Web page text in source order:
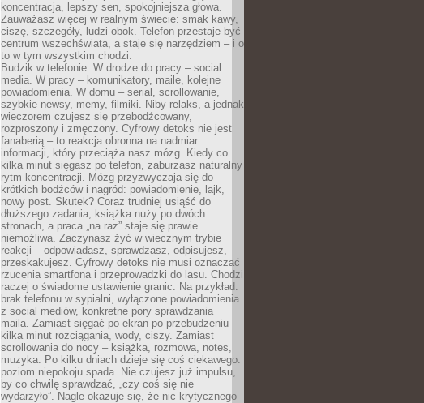
koncentracja, lepszy sen, spokojniejsza głowa.
Zauważasz więcej w realnym świecie: smak kawy,
ciszę, szczegóły, ludzi obok. Telefon przestaje być
centrum wszechświata, a staje się narzędziem – i o
to w tym wszystkim chodzi.
Budzik w telefonie. W drodze do pracy – social
media. W pracy – komunikatory, maile, kolejne
powiadomienia. W domu – serial, scrollowanie,
szybkie newsy, memy, filmiki. Niby relaks, a jednak
wieczorem czujesz się przebodźcowany,
rozproszony i zmęczony. Cyfrowy detoks nie jest
fanaberią – to reakcja obronna na nadmiar
informacji, który przeciąża nasz mózg. Kiedy co
kilka minut sięgasz po telefon, zaburzasz naturalny
rytm koncentracji. Mózg przyzwyczaja się do
krótkich bodźców i nagród: powiadomienie, lajk,
nowy post. Skutek? Coraz trudniej usiąść do
dłuższego zadania, książka nuży po dwóch
stronach, a praca „na raz” staje się prawie
niemożliwa. Zaczynasz żyć w wiecznym trybie
reakcji – odpowiadasz, sprawdzasz, odpisujesz,
przeskakujesz. Cyfrowy detoks nie musi oznaczać
rzucenia smartfona i przeprowadzki do lasu. Chodzi
raczej o świadome ustawienie granic. Na przykład:
brak telefonu w sypialni, wyłączone powiadomienia
z social mediów, konkretne pory sprawdzania
maila. Zamiast sięgać po ekran po przebudzeniu –
kilka minut rozciągania, wody, ciszy. Zamiast
scrollowania do nocy – książka, rozmowa, notes,
muzyka. Po kilku dniach dzieje się coś ciekawego:
poziom niepokoju spada. Nie czujesz już impulsu,
by co chwilę sprawdzać, „czy coś się nie
wydarzyło”. Nagle okazuje się, że nic krytycznego